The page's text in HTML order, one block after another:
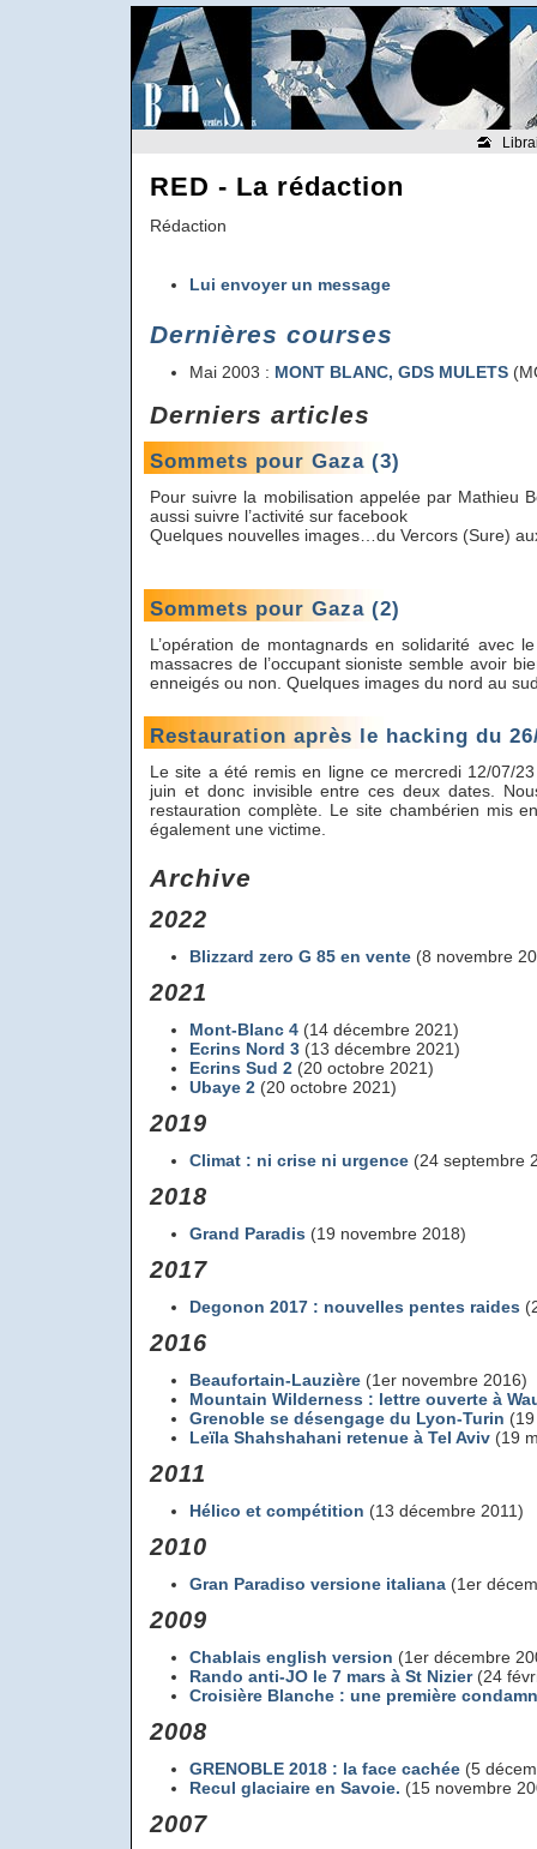
RED - La rédaction
Rédaction
Lui envoyer un message
Dernières courses
Mai 2003 : MONT BLANC, GDS MULETS
Derniers articles
Sommets pour Gaza (3)
Pour suivre la mobilisation appelée par Mathieu
aussi suivre l’activité sur facebook
Quelques nouvelles images…du Vercors (Sure)
Sommets pour Gaza (2)
L’opération de montagnards en solidarité avec
massacres de l’occupant sioniste semble avoir
enneigés ou non. Quelques images du nord au
Restauration après le hacking du
Le site a été remis en ligne ce mercredi 12/07/
juin et donc invisible entre ces deux dates.
restauration complète. Le site chambérien mis
également une victime.
Archive
2022
Blizzard zero G 85 en vente (8 novembre
2021
Mont-Blanc 4 (14 décembre 2021)
Ecrins Nord 3 (13 décembre 2021)
Ecrins Sud 2 (20 octobre 2021)
Ubaye 2 (20 octobre 2021)
2019
Climat : ni crise ni urgence (24 septembre
2018
Grand Paradis (19 novembre 2018)
2017
Degonon 2017 : nouvelles pentes raides
2016
Beaufortain-Lauzière (1er novembre 2016)
Mountain Wilderness : lettre ouverte à
Grenoble se désengage du Lyon-Turin
Leïla Shahshahani retenue à Tel Aviv (19
2011
Hélico et compétition (13 décembre 2011)
2010
Gran Paradiso versione italiana (1er
2009
Chablais english version (1er décembre
Rando anti-JO le 7 mars à St Nizier(24
Croisière Blanche : une première
2008
GRENOBLE 2018 : la face cachée (5
Recul glaciaire en Savoie. (15 novembre
2007